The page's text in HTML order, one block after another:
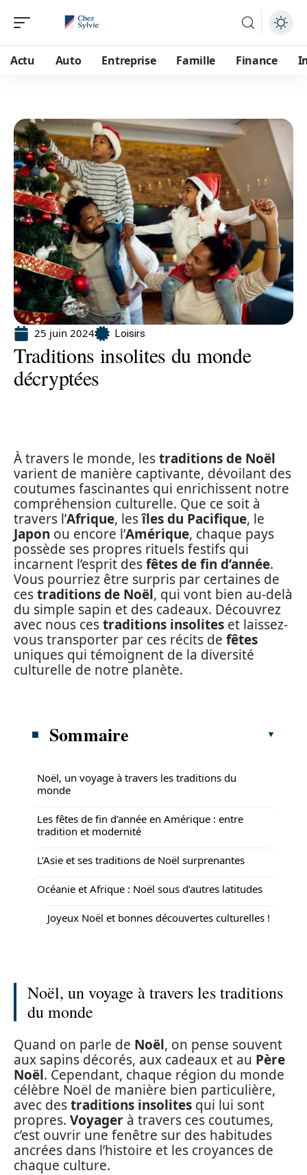
Actu Auto Entreprise Famille Finance
25 juin 2024 Loisirs
Traditions insolites du monde
décryptées
À travers le monde, lestraditions de Noël
varient de manière captivante, dévoilant des
coutumes fascinantes qui enrichissent notre
compréhension culturelle. Que ce soit à
travers l’Afrique, lesîles du Pacifique, le
Japon ou encore l’Amérique, chaque pays
possède ses propres rituels festifs qui
incarnent l’esprit desfêtes de fin d’année.
Vous pourriez être surpris par certaines de
cestraditions de Noël, qui vont bien au-delà
du simple sapin et des cadeaux. Découvrez
avec nous cestraditions insolites et laissez-
vous transporter par ces récits de fêtes
uniques qui témoignent de la diversité
culturelle de notre planète.
Sommaire
Noël, un voyage à travers les traditions du
monde
Les fêtes de fin d’année en Amérique : entre
tradition et modernité
L’Asie et ses traditions de Noël surprenantes
Océanie et Afrique : Noël sous d’autres latitudes
Joyeux Noël et bonnes découvertes culturelles !
Noël, un voyage à travers les traditions
du monde
Quand on parle de Noël, on pense souvent
aux sapins décorés, aux cadeaux et au Père
Noël. Cependant, chaque région du monde
célèbre Noël de manière bien particulière,
avec destraditions insolites qui lui sont
propres. Voyager à travers ces coutumes,
c’est ouvrir une fenêtre sur des habitudes
ancrées dans l’histoire et les croyances de
chaque culture.